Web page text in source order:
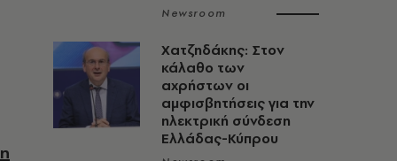
Newsroom
Χατζηδάκης: Στον
κάλαθο των
αχρήστων οι
αμφισβητήσεις για την
ηλεκτρική σύνδεση
Ελλάδας-Κύπρου